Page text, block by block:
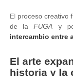
El proceso creativo
de laFUGA y
intercambio entre
El arte
historia y la